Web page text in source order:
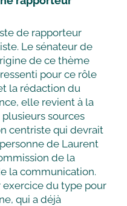
de rapporteur
Le sénateur de
de ce thème
pour ce rôle
la rédaction du
elle revient à la
sources
centriste qui devrait
de Laurent
de la
la communication.
exercice du type pour
qui a déjà